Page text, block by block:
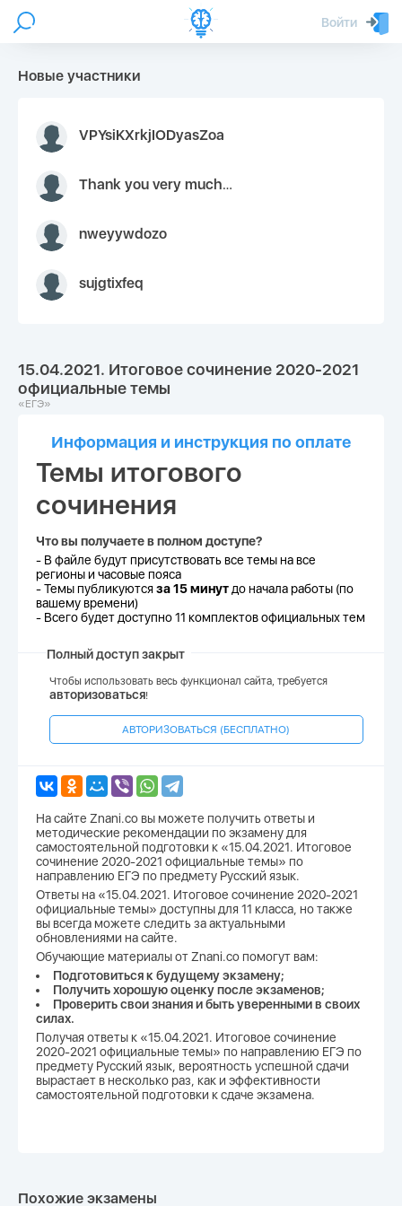
Войти
Новые участники
VPYsiKXrkjIODyasZoa
Thank you very much for your inquiry We appreciate you 9126052 https://youtube.com faceapple !
nweyywdozo
sujgtixfeq
15.04.2021. Итоговое сочинение 2020-2021
официальные темы
«ЕГЭ»
Информация и инструкция по оплате
Темы итогового
сочинения
Что вы получаете в полном доступе?
- В файле будут присутствовать все темы на все
регионы и часовые пояса
- Темы публикуются за 15 минут до начала работы (по
вашему времени)
- Всего будет доступно 11 комплектов официальных тем
Полный доступ закрыт
Чтобы использовать весь функционал сайта, требуется
авторизоваться!
АВТОРИЗОВАТЬСЯ (БЕСПЛАТНО)
На сайте Znani.co вы можете получить ответы и
методические рекомендации по экзамену для
самостоятельной подготовки к «15.04.2021. Итоговое
сочинение 2020-2021 официальные темы» по
направлению ЕГЭ по предмету Русский язык.
Ответы на «15.04.2021. Итоговое сочинение 2020-2021
официальные темы» доступны для 11 класса, но также
вы всегда можете следить за актуальными
обновлениями на сайте.
Обучающие материалы от Znani.co помогут вам:
Подготовиться к будущему экзамену;
Получить хорошую оценку после экзаменов;
Проверить свои знания и быть уверенными в своих
силах.
Получая ответы к «15.04.2021. Итоговое сочинение
2020-2021 официальные темы» по направлению ЕГЭ по
предмету Русский язык, вероятность успешной сдачи
вырастает в несколько раз, как и эффективности
самостоятельной подготовки к сдаче экзамена.
Похожие экзамены